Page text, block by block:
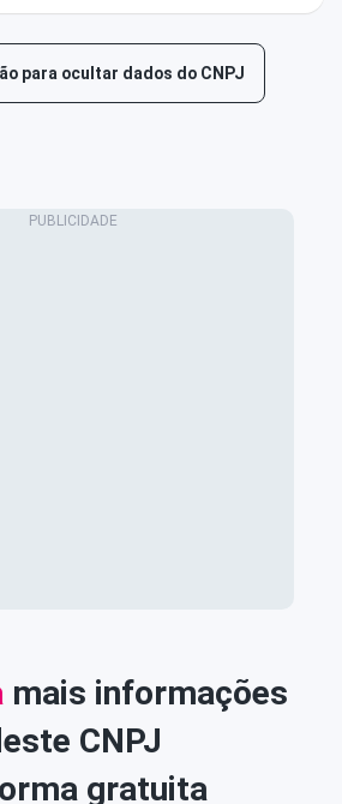
para ocultar dados do CNPJ
mais informações
CNPJ
gratuita